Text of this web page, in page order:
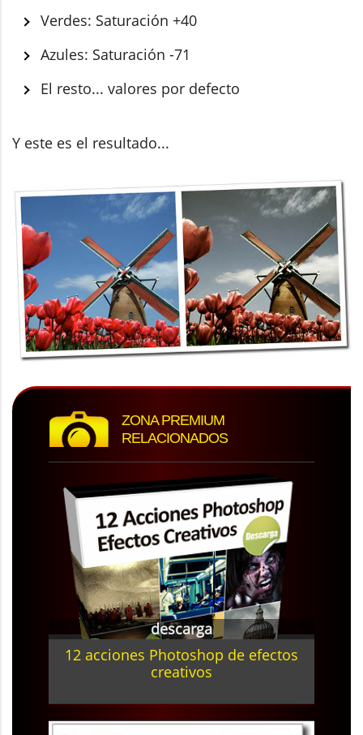
Verdes: Saturación +40
Azules: Saturación -71
El resto... valores por defecto
Y este es el resultado...
ZONA PREMIUM
RELACIONADOS
descarga
12 acciones Photoshop de efectos
creativos